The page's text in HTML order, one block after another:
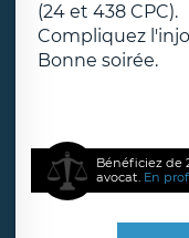
(24 et 438 CPC).
Compliquez
Bonne soirée.
Bénéficiez de
avocat. En